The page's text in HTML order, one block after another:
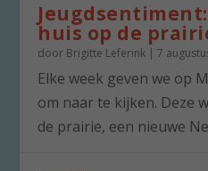
huis op de
door Brigitte Leferink |7
Elke week geven we op
om naar te kijken. Deze
de prairie, een nieuwe